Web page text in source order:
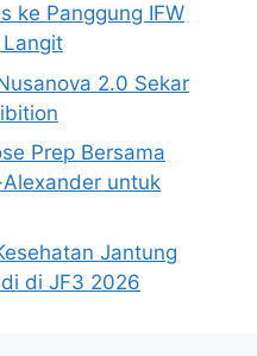
ke Panggung IFW
2.0 Sekar
Prep Bersama
untuk
Jantung
di JF3 2026